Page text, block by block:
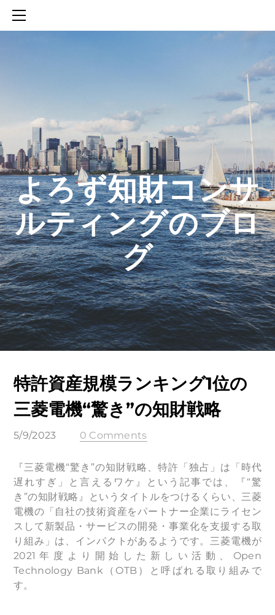
​よろず知財コンサ
ルティングのブロ
グ
特許資産規模ランキング1位の
三菱電機“驚き”の知財戦略
5/9/2023 0 Comments
『三菱電機“驚き”の知財戦略、特許「独占」は「時代
遅れすぎ」と言えるワケ』という記事では、『“驚
き”の知財戦略』というタイトルをつけるくらい、三菱
電機の「自社の技術資産をパートナー企業にライセン
スして新製品・サービスの開発・事業化を支援する取
り組み」は、インパクトがあるようです。三菱電機が
2021年度より開始した新しい活動、Open
Technology Bank（OTB）と呼ばれる取り組みで
す。
SERVICES
知財活動のROICへの貢献
生成AIを活用した知財戦略の策定方法
生成AIとの「壁打ち」で、新たな発明を創出する方法